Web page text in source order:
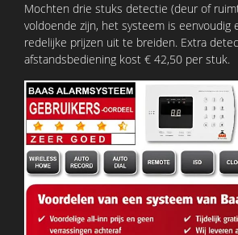
Mochten drie stuks detectie (deur of
voldoende zijn, het systeem is eenvoudig
redelijke prijzen uit te breiden. Extra
afstandsbediening kost € 42,50 per stuk.